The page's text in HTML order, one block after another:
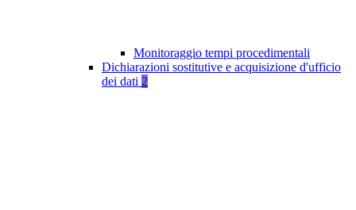
Monitoraggio tempi procedimentali
Dichiarazioni sostitutive e acquisizione d'ufficio
dei dati 2